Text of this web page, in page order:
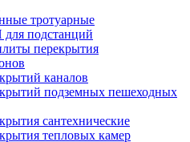
тротуарные
подстанций
перекрытия
каналов
подземных пешеходных
сантехнические
тепловых камер